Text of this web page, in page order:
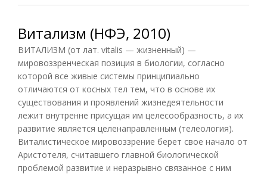
Витализм (НФЭ, 2010)
ВИТАЛИЗМ (от лат. vitalis — жизненный) —
мировоззренческая позиция в биологии, согласно
которой все живые системы принципиально
отличаются от косных тел тем, что в основе их
существования и проявлений жизнедеятельности
лежит внутренне присущая им целесообразность, а их
развитие является целенаправленным (телеология).
Виталистическое мировоззрение берет свое начало от
Аристотеля, считавшего главной биологической
проблемой развитие и неразрывно связанное с ним